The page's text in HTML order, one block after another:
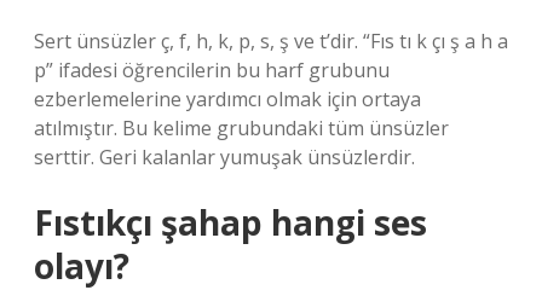
Sert ünsüzler ç, ​​f, h, k, p, s, ş ve t’dir. “Fıs tı k çı ş a h a
p” ifadesi öğrencilerin bu harf grubunu
ezberlemelerine yardımcı olmak için ortaya
atılmıştır. Bu kelime grubundaki tüm ünsüzler
serttir. Geri kalanlar yumuşak ünsüzlerdir.
Fıstıkçı şahap hangi ses
olayı?